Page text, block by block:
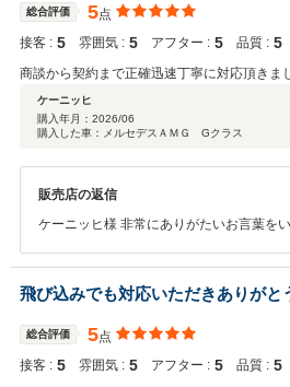
総合評価 5点
接客 : 5 雰囲気 : 5 アフター : 5 品質 : 5
商談から契約まで正確迅速丁寧に対応頂きま
ケーニッヒ
購入年月： 2026/06
購入した車：メルセデスＡＭＧ Gクラス
販売店の返信
ケーニッヒ様 非常にありがたいお言葉を
お任せいただきましたので、今後もケー
なものになる様、 世田谷南スタッフ一同
いただきます。末永いお付き合いを宜し
デス・ベンツ世田谷南 山之内 諒
飛び込みでも対応いただきありがと
総合評価 5点
接客 : 5 雰囲気 : 5 アフター : 5 品質 : 5